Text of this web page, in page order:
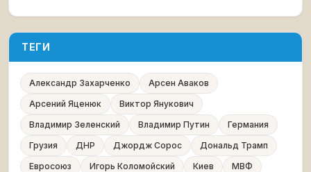
ТЕГИ
Александр Захарченко
Арсен Аваков
Арсений Яценюк
Виктор Янукович
Владимир Зеленский
Владимир Путин
Германия
Грузия
ДНР Джордж Сорос
Дональд Трамп
Евросоюз
Игорь Коломойский Киев
МВФ